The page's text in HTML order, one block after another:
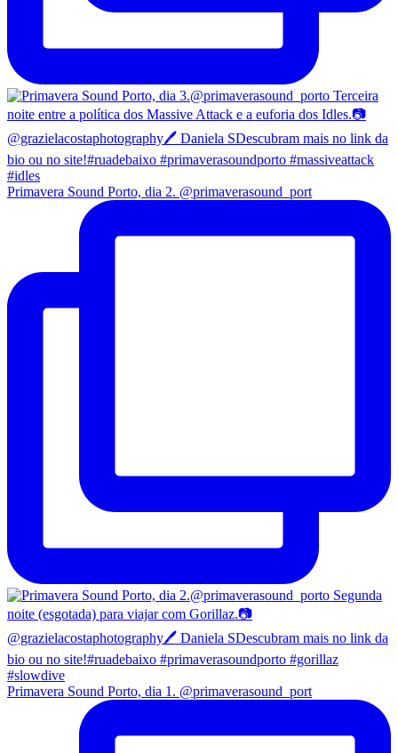
Primavera Sound Porto, dia 2. @primaverasound_port
Primavera Sound Porto, dia 1. @primaverasound_port